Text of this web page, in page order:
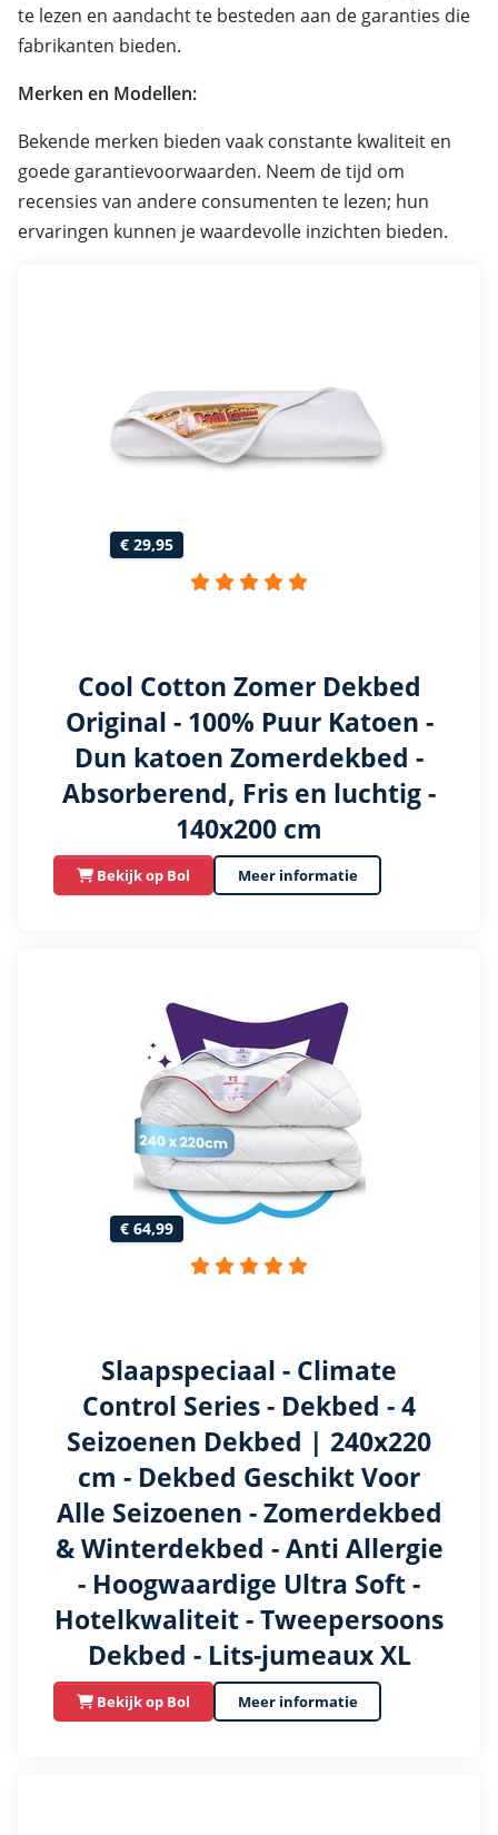
te lezen en aandacht te besteden aan de garanties die
fabrikanten bieden.
Merken en Modellen:
Bekende merken bieden vaak constante kwaliteit en
goede garantievoorwaarden. Neem de tijd om
recensies van andere consumenten te lezen; hun
ervaringen kunnen je waardevolle inzichten bieden.
€ 29,95
Cool Cotton Zomer Dekbed
Original - 100% Puur Katoen -
Dun katoen Zomerdekbed -
Absorberend, Fris en luchtig -
140x200 cm
Bekijk op Bol Meer informatie
€ 64,99
Slaapspeciaal - Climate
Control Series - Dekbed - 4
Seizoenen Dekbed | 240x220
cm - Dekbed Geschikt Voor
Alle Seizoenen - Zomerdekbed
& Winterdekbed - Anti Allergie
- Hoogwaardige Ultra Soft -
Hotelkwaliteit - Tweepersoons
Dekbed - Lits-jumeaux XL
Bekijk op Bol Meer informatie